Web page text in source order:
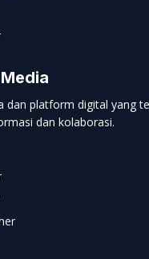
dan platform digital yang
dan kolaborasi.